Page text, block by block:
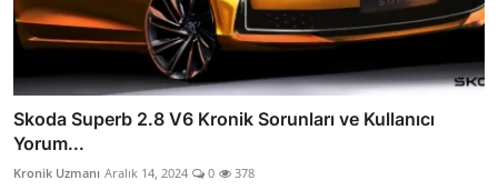
Skoda Superb 2.8 V6 Kronik Sorunları ve Kullanıcı
Yorum...
Kronik Uzmanı Aralık 14, 2024 0 378